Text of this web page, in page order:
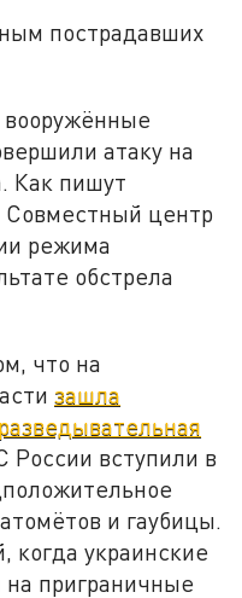
пострадавших
вооружённые
атаку на
Как пишут
Совместный центр
режима
обстрела
что на
зашла
России вступили в
и гаубицы.
когда украинские
приграничные